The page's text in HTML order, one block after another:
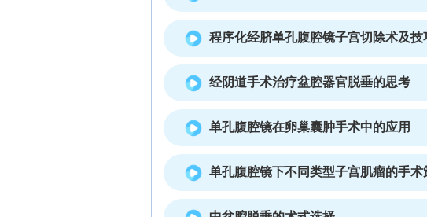
程序化经脐单孔腹腔镜子宫切除术及技
经阴道手术治疗盆腔器官脱垂的思考
单孔腹腔镜在卵巢囊肿手术中的应用
单孔腹腔镜下不同类型子宫肌瘤的手术